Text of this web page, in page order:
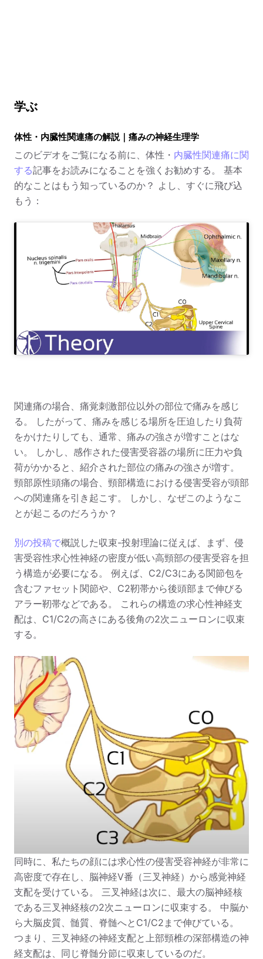
学ぶ
体性・内臓性関連痛の解説｜痛みの神経生理学
このビデオをご覧になる前に、体性・ 内臓性関連痛に関
する記事をお読みになることを強くお勧めする。 基本
的なことはもう知っているのか？ よし、すぐに飛び込
もう：
関連痛の場合、痛覚刺激部位以外の部位で痛みを感じ
る。 したがって、痛みを感じる場所を圧迫したり負荷
をかけたりしても、通常、痛みの強さが増すことはな
い。 しかし、感作された侵害受容器の場所に圧力や負
荷がかかると、紹介された部位の痛みの強さが増す。
頸部原性頭痛の場合、頸部構造における侵害受容が頭部
への関連痛を引き起こす。 しかし、なぜこのようなこ
とが起こるのだろうか？
別の投稿で概説した収束-投射理論に従えば、まず、侵
害受容性求心性神経の密度が低い高頸部の侵害受容を担
う構造が必要になる。 例えば、C2/C3にある関節包を
含むファセット関節や、C2靭帯から後頭部まで伸びる
アラー靭帯などである。 これらの構造の求心性神経支
配は、C1/C2の高さにある後角の2次ニューロンに収束
する。
同時に、私たちの顔には求心性の侵害受容神経が非常に
高密度で存在し、脳神経V番（三叉神経）から感覚神経
支配を受けている。 三叉神経は次に、最大の脳神経核
である三叉神経核の2次ニューロンに収束する。 中脳か
ら大脳皮質、髄質、脊髄へとC1/C2まで伸びている。
つまり、三叉神経の神経支配と上部頸椎の深部構造の神
経支配は、同じ脊髄分節に収束しているのだ。